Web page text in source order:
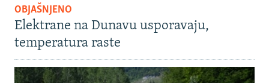
OBJAŠNJENO
Elektrane na Dunavu usporavaju,
temperatura raste